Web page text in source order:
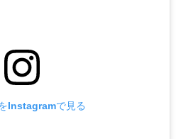
Instagramで見る